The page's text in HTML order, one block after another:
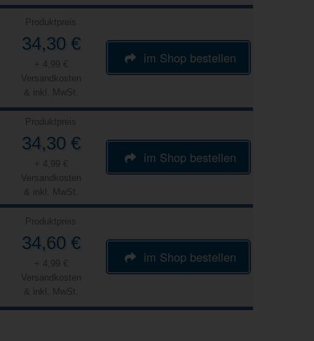
Produktpreis
34,30 €
+ 4,99 €
Versandkosten
& inkl. MwSt.
im Shop bestellen
Produktpreis
34,30 €
+ 4,99 €
Versandkosten
& inkl. MwSt.
im Shop bestellen
Produktpreis
34,60 €
+ 4,99 €
Versandkosten
& inkl. MwSt.
im Shop bestellen